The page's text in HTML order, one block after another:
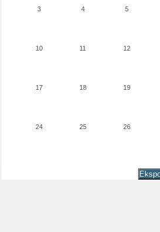
3 4 5
10 11 12
17 18 19
24 25 26